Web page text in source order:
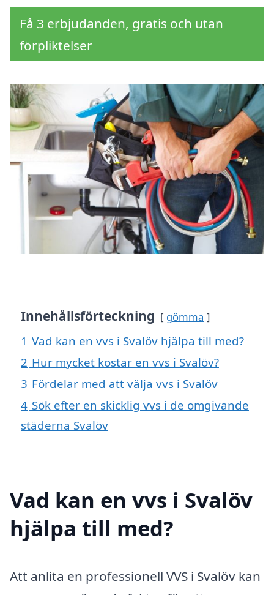
Få 3 erbjudanden, gratis och utan
förpliktelser
Innehållsförteckning gömma
1 Vad kan en vvs i Svalöv hjälpa till med?
2 Hur mycket kostar en vvs i Svalöv?
3 Fördelar med att välja vvs i Svalöv
4 Sök efter en skicklig vvs i de omgivande
städerna Svalöv
Vad kan en vvs i Svalöv
hjälpa till med?
Att anlita en professionell VVS i Svalöv kan